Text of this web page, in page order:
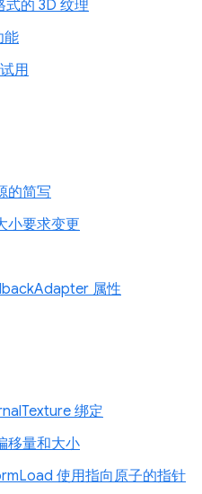
式的 3D 纹理
能
用
的简写
小要求变更
属性
绑定
移量和大小
使用指向原子的指针